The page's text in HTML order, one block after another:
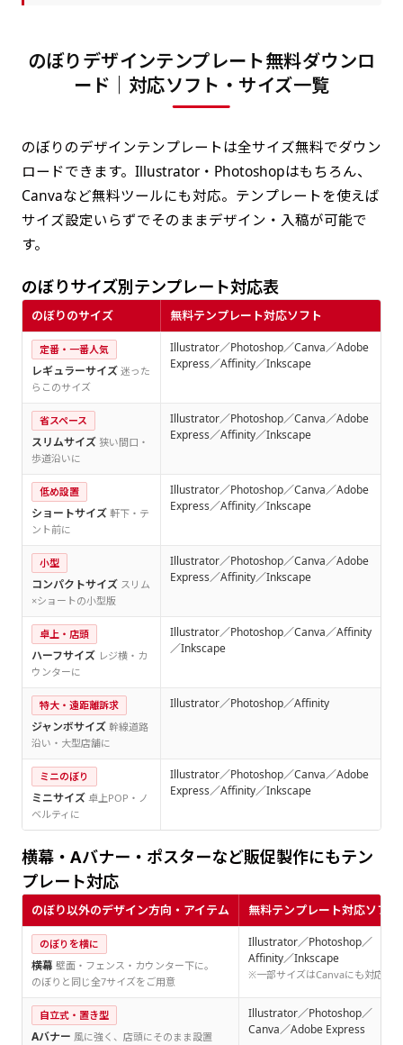
のぼりデザインテンプレート無料ダウンロ
ード｜対応ソフト・サイズ一覧
のぼりのデザインテンプレートは全サイズ無料でダウン
ロードできます。Illustrator・Photoshopはもちろん、
Canvaなど無料ツールにも対応。テンプレートを使えば
サイズ設定いらずでそのままデザイン・入稿が可能で
す。
のぼりサイズ別テンプレート対応表
のぼりのサイズ 無料テンプレート対応ソフト
定番・一番人気
レギュラーサイズ 迷った
らこのサイズ
Illustrator／Photoshop／Canva／Adobe
Express／Affinity／Inkscape
省スペース
スリムサイズ 狭い間口・
歩道沿いに
Illustrator／Photoshop／Canva／Adobe
Express／Affinity／Inkscape
低め設置
ショートサイズ 軒下・テ
ント前に
Illustrator／Photoshop／Canva／Adobe
Express／Affinity／Inkscape
小型
コンパクトサイズ スリム
×ショートの小型版
Illustrator／Photoshop／Canva／Adobe
Express／Affinity／Inkscape
卓上・店頭
ハーフサイズ レジ横・カ
ウンターに
Illustrator／Photoshop／Canva／Affinity
／Inkscape
特大・遠距離訴求
ジャンボサイズ 幹線道路
沿い・大型店舗に
Illustrator／Photoshop／Affinity
ミニのぼり
ミニサイズ 卓上POP・ノ
ベルティに
Illustrator／Photoshop／Canva／Adobe
Express／Affinity／Inkscape
横幕・Aバナー・ポスターなど販促製作にもテン
プレート対応
のぼり以外のデザイン方向・アイテム 無料テンプレート対応ソフト
のぼりを横に
横幕 壁面・フェンス・カウンター下に。
のぼりと同じ全7サイズをご用意
Illustrator／Photoshop／
Affinity／Inkscape
※一部サイズはCanvaにも対応
自立式・置き型
Aバナー 風に強く、店頭にそのまま設置
Illustrator／Photoshop／
Canva／Adobe Express